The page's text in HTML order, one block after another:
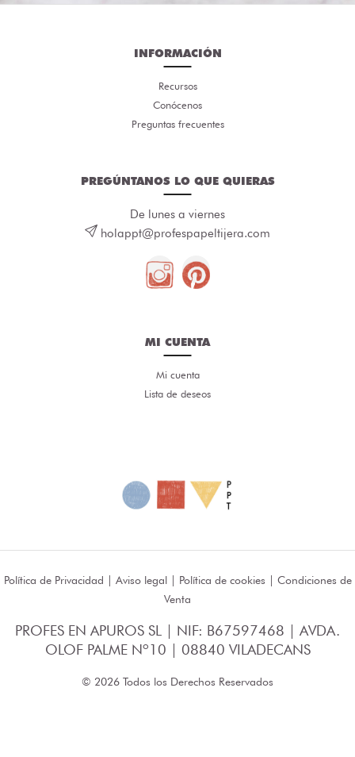
INFORMACIÓN
Recursos
Conócenos
Preguntas frecuentes
PREGÚNTANOS LO QUE QUIERAS
De lunes a viernes
holappt@profespapeltijera.com
MI CUENTA
Mi cuenta
Lista de deseos
Política de Privacidad | Aviso legal| Política de cookies | Condiciones de
Venta
PROFES EN APUROS SL | NIF: B67597468 | AVDA.
OLOF PALME Nº10 | 08840 VILADECANS
© 2026 Todos los Derechos Reservados